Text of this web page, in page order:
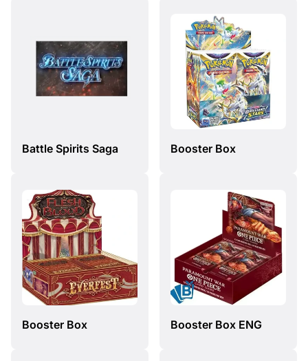
Battle Spirits Saga Booster Box
Booster Box Booster Box ENG